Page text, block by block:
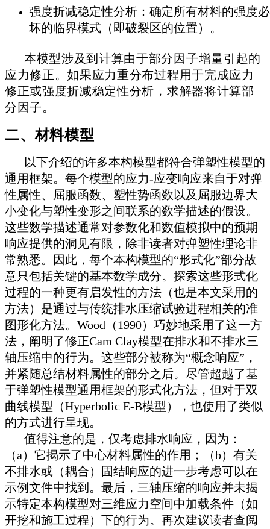
强度折减稳定性分析：确定所有材料的强度
坏的临界模式（即破裂区的位置）。
本模型涉及到计算由于部分因子增量引起的
应力修正。如果应力重分布过程用于完成应力
修正或强度折减稳定性分析，求解器将计算部
分因子。
二、材料模型
以下介绍的许多本构模型都符合弹塑性模型的
通用框架。每个模型的应力-应变响应来自于对弹
性属性、屈服函数、塑性势函数以及屈服边界大
小变化与塑性变形之间联系的数学描述的假设。
这些数学描述通常对参数化和数值模拟中的预期
响应提供的洞见有限，除非读者对弹塑性理论非
常熟悉。因此，每个本构模型的“形式化”部分故
意只包括关键的基本数学成分。探索这些形式化
过程的一种更有启发性的方法（也是本文采用的
方法）是通过与传统排水压缩试验进程相关的准
图形化方法。Wood（1990）巧妙地采用了这一方
法，阐明了修正Cam Clay模型在排水和不排水三
轴压缩中的行为。这些部分被称为“概念响应”，
并紧随总结材料属性的部分之后。尽管超越了基
于弹塑性模型通用框架的形式化方法，但对于双
曲线模型（Hyperbolic E-B模型），也使用了类似
的方式进行呈现。
值得注意的是，仅考虑排水响应，因为：
（a）它揭示了中心材料属性的作用；（b）有关
不排水或（耦合）固结响应的进一步考虑可以在
示例文件中找到。最后，三轴压缩的响应并未揭
示特定本构模型对三维应力空间中加载条件（如
开挖和施工过程）下的行为。再次建议读者查阅